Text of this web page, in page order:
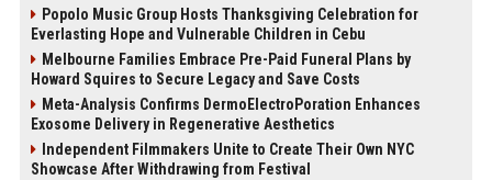
Popolo Music Group Hosts Thanksgiving Celebration for
Everlasting Hope and Vulnerable Children in Cebu
Melbourne Families Embrace Pre-Paid Funeral Plans by
Howard Squires to Secure Legacy and Save Costs
Meta-Analysis Confirms DermoElectroPoration Enhances
Exosome Delivery in Regenerative Aesthetics
Independent Filmmakers Unite to Create Their Own NYC
Showcase After Withdrawing from Festival